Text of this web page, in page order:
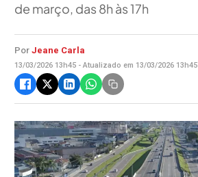
de março, das 8h às 17h
Por Jeane Carla
13/03/2026 13h45 - Atualizado em 13/03/2026 13h45